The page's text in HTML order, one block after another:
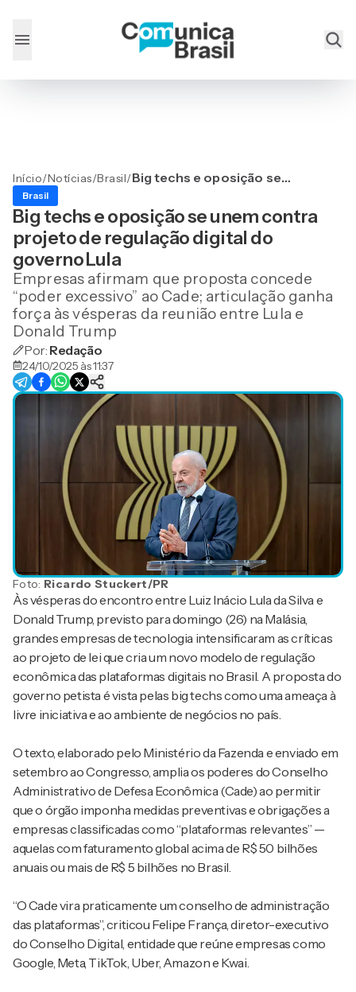
Início/Notícias/Brasil/Big techs e oposição se
regulação digital do
governo Lula
Brasil
Big techs e oposição se unem contra
projeto de regulação digital do
governo Lula
Empresas afirmam que proposta concede
“poder excessivo” ao Cade; articulação ganha
força às vésperas da reunião entre Lula e
Donald Trump
Por: Redação
24/10/2025 às 11:37
Foto: Ricardo Stuckert/PR
Às vésperas do encontro entre Luiz Inácio Lula da Silva e
Donald Trump, previsto para domingo (26) na Malásia,
grandes empresas de tecnologia intensificaram as críticas
ao projeto de lei que cria um novo modelo de regulação
econômica das plataformas digitais no Brasil. A proposta do
governo petista é vista pelas big techs como uma ameaça à
livre iniciativa e ao ambiente de negócios no país.
O texto, elaborado pelo Ministério da Fazenda e enviado em
setembro ao Congresso, amplia os poderes do Conselho
Administrativo de Defesa Econômica (Cade) ao permitir
que o órgão imponha medidas preventivas e obrigações a
empresas classificadas como “plataformas relevantes” —
aquelas com faturamento global acima de R$ 50 bilhões
anuais ou mais de R$ 5 bilhões no Brasil.
“O Cade vira praticamente um conselho de administração
das plataformas”, criticou Felipe França, diretor-executivo
do Conselho Digital, entidade que reúne empresas como
Google, Meta, TikTok, Uber, Amazon e Kwai.